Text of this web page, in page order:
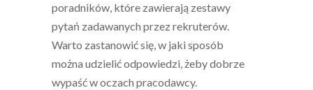
poradników, które zawierają zestawy
pytań zadawanych przez rekruterów.
Warto zastanowić się, w jaki sposób
można udzielić odpowiedzi, żeby dobrze
wypaść w oczach pracodawcy.